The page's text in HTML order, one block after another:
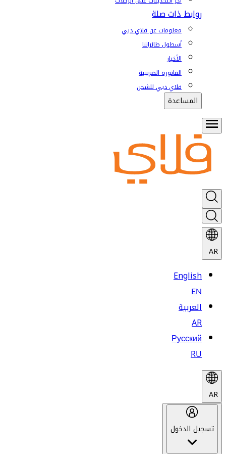
روابط ذات صلة
معلومات عن فلاي دبي
أسطول طائراتنا
الأخبار
الفاتورة الضريبية
فلاي دبي للشحن
المساعدة
AR
English
EN
العربية
AR
Русский
RU
AR
تسجيل الدخول